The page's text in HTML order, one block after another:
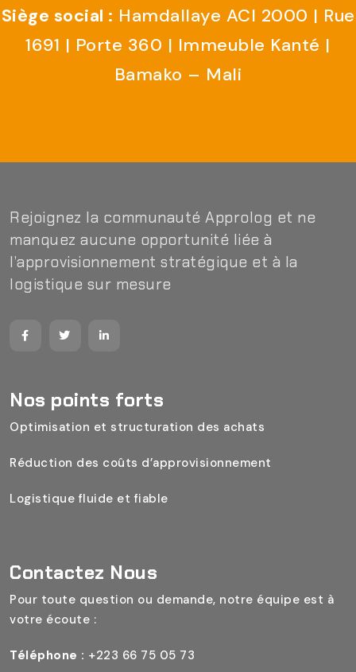
Siège social : Hamdallaye ACI 2000 | Rue
1691 | Porte 360 | Immeuble Kanté |
Bamako – Mali
Rejoignez la communauté Approlog et ne
manquez aucune opportunité liée à
l’approvisionnement stratégique et à la
logistique sur mesure
Nos points forts
Optimisation et structuration des achats
Réduction des coûts d’approvisionnement
Logistique fluide et fiable
Contactez Nous
Pour toute question ou demande, notre équipe est à
votre écoute :
Téléphone : +223 66 75 05 73